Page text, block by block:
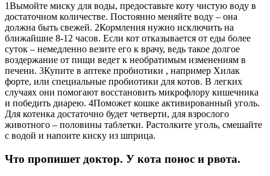
1Вымойте миску для воды, предоставьте коту чистую воду в
достаточном количестве. Постоянно меняйте воду – она
должна быть свежей. 2Кормления нужно исключить на
ближайшие 8-12 часов. Если кот отказывается от еды более
суток – немедленно везите его к врачу, ведь такое долгое
воздержание от пищи ведет к необратимым изменениям в
печени. 3Купите в аптеке пробиотики , например Хилак
форте, или специальные пробиотики для котов. В легких
случаях они помогают восстановить микрофлору кишечника
и победить диарею. 4Поможет кошке активированный уголь.
Для котенка достаточно будет четверти, для взрослого
животного – половины таблетки. Растолките уголь, смешайте
с водой и напоите киску из шприца.
Что пропишет доктор. У кота понос и рвота.